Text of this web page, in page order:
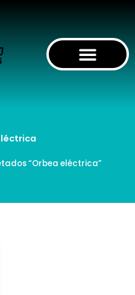
“Orbea eléctrica”